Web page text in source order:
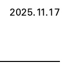
2025.11.17